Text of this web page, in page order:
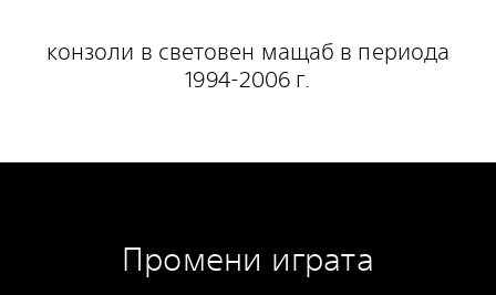
конзоли в световен мащаб в периода
1994-2006 г.
Промени играта